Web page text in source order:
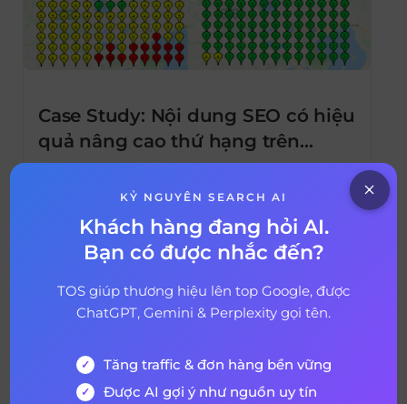
17 tháng 5, 2021 5 years ago
Case Study: Nội dung SEO có hiệu
quả nâng cao thứ hạng trên
Google?
tối ưu nội dung SEO. Tuyên bố này không
sai nhưng để áp dụng chúng vào một cách
khuôn mẫu trong mỗi trang và bất kỳ tình
huống nào là một điều không thể. Để nội
dung bài viết chuẩn seo không hẳn dài hơn
là chiếm […]
VỀ BÀI VIẾT
KỶ NGUYÊN SEARCH AI
Khách hàng đang hỏi AI.
Bạn có được nhắc đến?
TOS giúp thương hiệu lên top Google, được
ChatGPT, Gemini & Perplexity gọi tên.
Tăng traffic & đơn hàng bền vững
Được AI gợi ý như nguồn uy tín